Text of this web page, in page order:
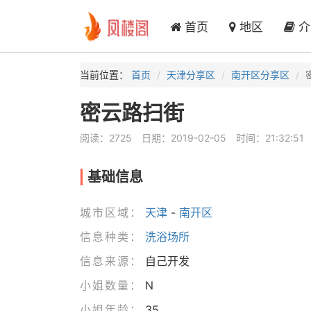
首页 地区 介
当前位置： 首页 天津分享区 南开区分享区
密云路扫街
阅读：2725 日期：2019-02-05 时间：21:32:51
基础信息
城市区域： 天津- 南开区
信息种类：
洗浴场所
信息来源：
自己开发
小姐数量：
N